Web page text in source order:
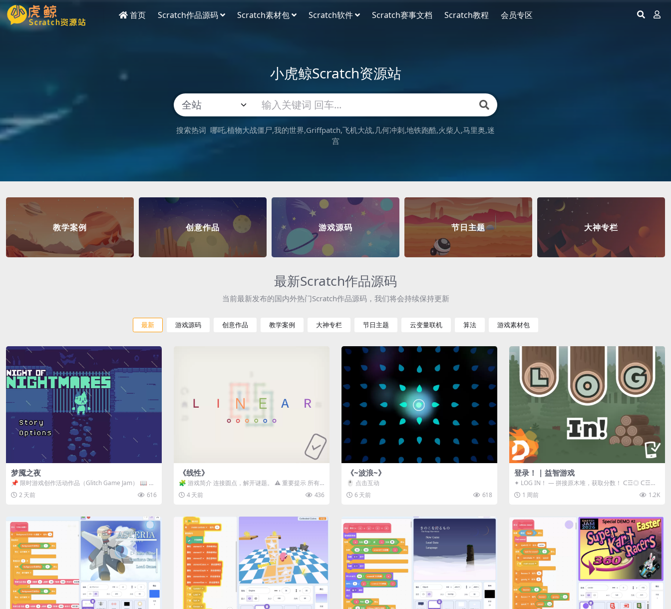
首页 Scratch作品源码 Scratch素材包 Scratch软件 Scratch赛事文档 Scratch教程 会员专区
小虎鲸Scratch资源站
搜索热词 哪吒 植物大战僵尸 我的世界 Griffpatch 飞机大战 几何冲刺 地铁跑酷 火柴人 马里奥 迷
宫
教学案例 创意作品 游戏源码 节日主题 大神专栏
最新Scratch作品源码
当前最新发布的国内外热门Scratch作品源码，我们将会持续保持更新
最新 游戏源码 创意作品 教学案例 大神专栏 节日主题 云变量联机 算法 游戏素材包
梦魇之夜
📌 限时游戏创作活动作品（Glitch Game Jam） 📖 故
事背景 怪物四...
2 天前 616
《线性》
🧩 游戏简介 连接圆点，解开谜题。 ⚠️ 重要提示 所有
关卡均可通关，请确保使用...
4 天前 436
《~波浪~》
🖱️ 点击互动
6 天前
618
登录！ | 益智游戏
✦ LOG IN！ — 拼接原木堆，获取分数！ ᑕ☲◎ ᑕ☲◎
ᑕ☲◎ ᑕ☲◎ ...
1 周前 1.2K